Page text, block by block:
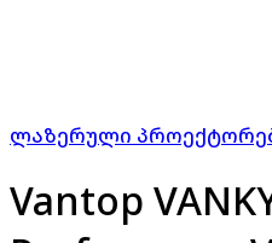
ლაზერული
Vantop